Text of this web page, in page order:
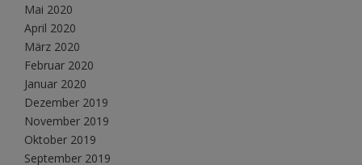
Mai 2020
April 2020
März 2020
Februar 2020
Januar 2020
Dezember 2019
November 2019
Oktober 2019
September 2019